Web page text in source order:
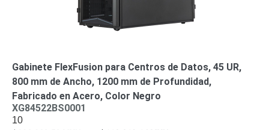
Gabinete FlexFusion para Centros de Datos, 45 UR,
800 mm de Ancho, 1200 mm de Profundidad,
Fabricado en Acero, Color Negro
XG84522BS0001
10